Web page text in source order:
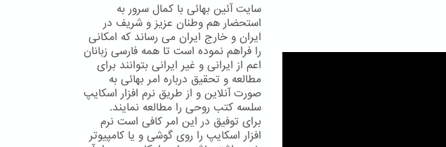
سایت آئین بهائی با کمال سرور به
استحضار هم وطنان عزیز و شریف در
ایران و خارج ایران می رساند که امکانی
را فراهم نموده است تا همه فارسی زبانان
اعم از ایرانی و غیر ایرانی بتوانند برای
مطالعه و تحقیق درباره امر بهائی به
صورت آنلاین و از طریق نرم افزار اسکایپ
سلسه کتب روحی را مطالعه نمایند.
برای توفیق در این امر کافی است نرم
افزار اسکایپ را روی گوشی و یا کامپیوتر